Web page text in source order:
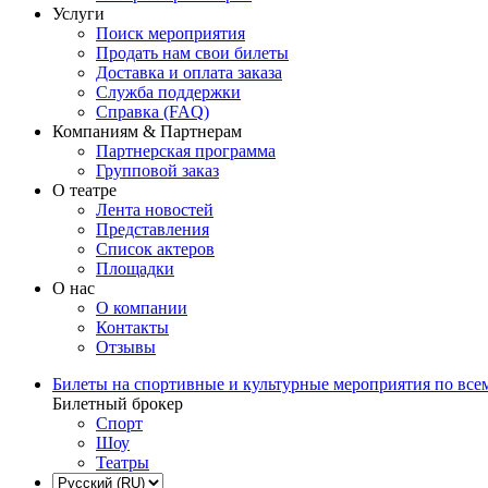
Услуги
Поиск мероприятия
Продать нам свои билеты
Доставка и оплата заказа
Служба поддержки
Справка (FAQ)
Компаниям & Партнерам
Партнерская программа
Групповой заказ
О театре
Лента новостей
Представления
Список актеров
Площадки
О нас
О компании
Контакты
Отзывы
Билеты на спортивные и культурные мероприятия по
Билетный брокер
Спорт
Шоу
Театры